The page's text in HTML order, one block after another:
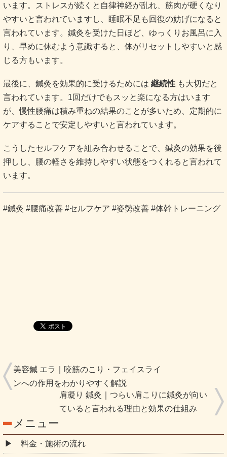
います。ストレスが続くと自律神経が乱れ、筋肉が硬くなり
やすいと言われていますし、睡眠不足も回復の妨げになると
言われています。鍼灸を受けた日ほど、ゆっくりお風呂に入
り、早めに休むよう意識すると、体がリセットしやすいと感
じる方もいます。
最後に、鍼灸を効果的に受けるためには 継続性 も大切だと
言われています。1回だけでもスッと楽になる方はいます
が、慢性腰痛は積み重ねの結果のことが多いため、定期的に
ケアすることで安定しやすいと言われています。
こうしたセルフケアを組み合わせることで、鍼灸の効果を後
押しし、腰の軽さを維持しやすい状態をつくれると言われて
います。
#鍼灸 #腰痛改善 #セルフケア #姿勢改善 #体幹トレーニング
美容鍼 エラ｜咬筋のこり・フェイスライ
ンへの作用をわかりやすく解説
肩凝り 鍼灸｜つらい肩こりに鍼灸が向い
ていると言われる理由と効果の仕組み
メニュー
料金・施術の流れ